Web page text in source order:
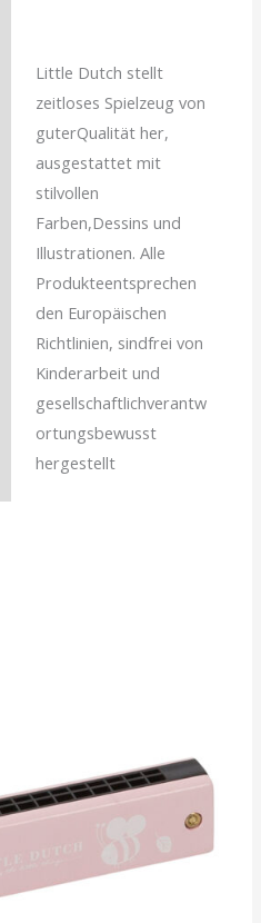
Little Dutch stellt
zeitloses Spielzeug von
guterQualität her,
ausgestattet mit
stilvollen
Farben,Dessins und
Illustrationen. Alle
Produkteentsprechen
den Europäischen
Richtlinien, sindfrei von
Kinderarbeit und
gesellschaftlichverantw
ortungsbewusst
hergestellt